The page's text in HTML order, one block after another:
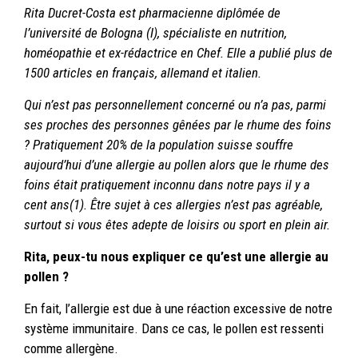
Rita Ducret-Costa est pharmacienne diplômée de
l’université de Bologna (I), spécialiste en nutrition,
homéopathie et ex-rédactrice en Chef. Elle a publié plus de
1500 articles en français, allemand et italien.
Qui n’est pas personnellement concerné ou n’a pas, parmi
ses proches des personnes gênées par le rhume des foins
? Pratiquement 20% de la population suisse souffre
aujourd’hui d’une allergie au pollen alors que le rhume des
foins était pratiquement inconnu dans notre pays il y a
cent ans(1). Être sujet à ces allergies n’est pas agréable,
surtout si vous êtes adepte de loisirs ou sport en plein air.
Rita, peux-tu nous expliquer ce qu’est une allergie au
pollen ?
En fait, l’allergie est due à une réaction excessive de notre
système immunitaire. Dans ce cas, le pollen est ressenti
comme allergène.